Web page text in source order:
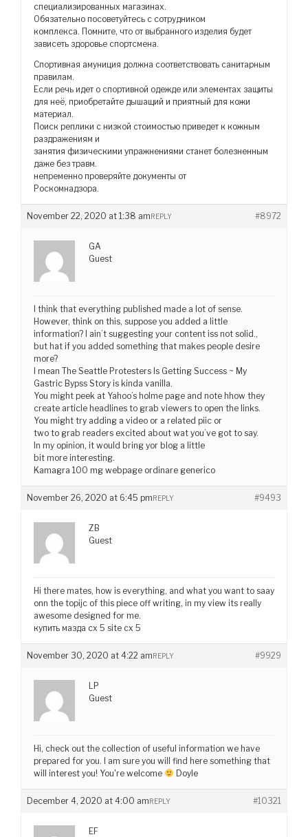
специализированных магазинах.
Обязательно посоветуйтесь с сотрудником
комплекса. Помните, что от выбранного изделия будет
зависеть здоровье спортсмена.
Спортивная амуниция должна соответствовать санитарным
правилам.
Если речь идет о спортивной одежде или элементах защиты
для неё, приобретайте дышащий и приятный для кожи
материал.
Поиск реплики с низкой стоимостью приведет к кожным
раздражениям и
занятия физическими упражнениями станет болезненным
даже без травм.
непременно проверяйте документы от
Роскомнадзора.
November 22, 2020 at 1:38 am #8972
REPLY
GA
Guest
I think that everything published made a lot of sense.
However, think on this, suppose you added a little
information? I ain’t suggesting your content iss not solid.,
but hat if you added something that makes people desire
more?
I mean The Seattle Protesters Is Getting Success ~ My
Gastric Bypss Story is kinda vanilla.
You might peek at Yahoo’s holme page and note hhow they
create article headlines to grab viewers to open the links.
You might try adding a video or a related piic or
two to grab readers excited about wat you’ve got to say.
In my opinion, it would bring yor blog a little
bit more interesting.
Kamagra 100 mg webpage ordinare generico
November 26, 2020 at 6:45 pm #9493
REPLY
ZB
Guest
Hi there mates, how is everything, and what you want to saay
onn the topijc of this piece off writing, in my view its really
awesome designed for me.
купить мазда сх 5 site cx 5
November 30, 2020 at 4:22 am #9929
REPLY
LP
Guest
Hi, check out the collection of useful information we have
prepared for you. I am sure you will find here something that
will interest you! You're welcome
Doyle
December 4, 2020 at 4:00 am #10321
REPLY
EF